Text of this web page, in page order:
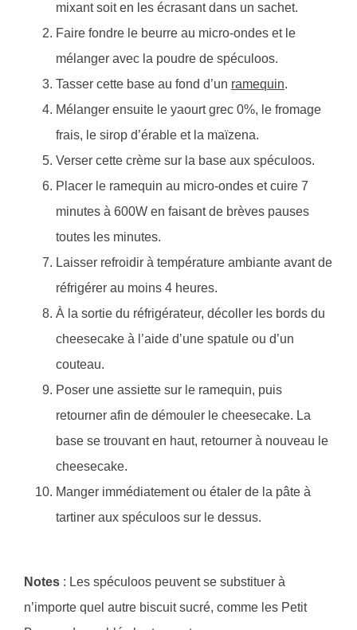
mixant soit en les écrasant dans un sachet.
Faire fondre le beurre au micro-ondes et le
mélanger avec la poudre de spéculoos.
Tasser cette base au fond d’un ramequin.
Mélanger ensuite le yaourt grec 0%, le fromage
frais, le sirop d’érable et la maïzena.
Verser cette crème sur la base aux spéculoos.
Placer le ramequin au micro-ondes et cuire 7
minutes à 600W en faisant de brèves pauses
toutes les minutes.
Laisser refroidir à température ambiante avant de
réfrigérer au moins 4 heures.
À la sortie du réfrigérateur, décoller les bords du
cheesecake à l’aide d’une spatule ou d’un
couteau.
Poser une assiette sur le ramequin, puis
retourner afin de démouler le cheesecake. La
base se trouvant en haut, retourner à nouveau le
cheesecake.
Manger immédiatement ou étaler de la pâte à
tartiner aux spéculoos sur le dessus.
Notes : Les spéculoos peuvent se substituer à
n’importe quel autre biscuit sucré, comme les Petit